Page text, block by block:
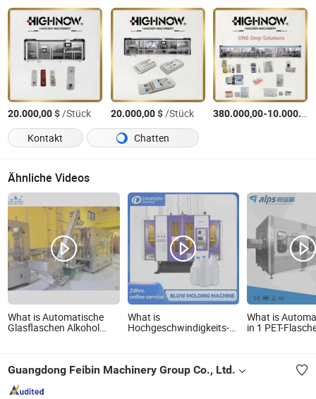
20.000,00$/Stück 20.000,00$/Stück 380.000,00-10.000.000,00
Kontakt Chatten
Ähnliche Videos
What is Automatische
Glasflaschen Alkohol
Saft
What is
Hochgeschwindigkeits-
farbigen Milch- oder
What is
in 1 PET-
Guangdong Feibin Machinery Group Co., Ltd.